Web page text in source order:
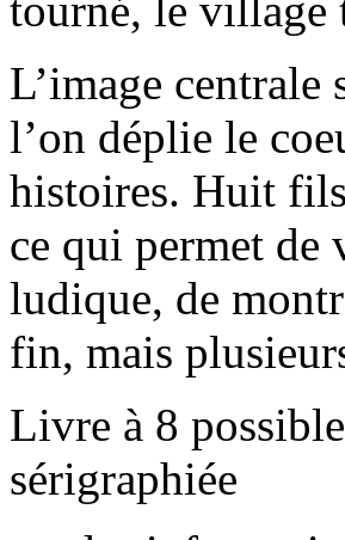
L’image centrale
l’on déplie le
histoires. Huit
ce qui permet de
ludique, de
fin, mais
Livre à 8
sérigraphiée